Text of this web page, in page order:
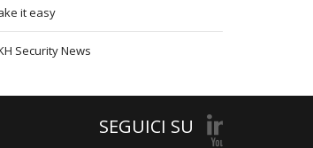
it easy
Security News
SEGUICI SU